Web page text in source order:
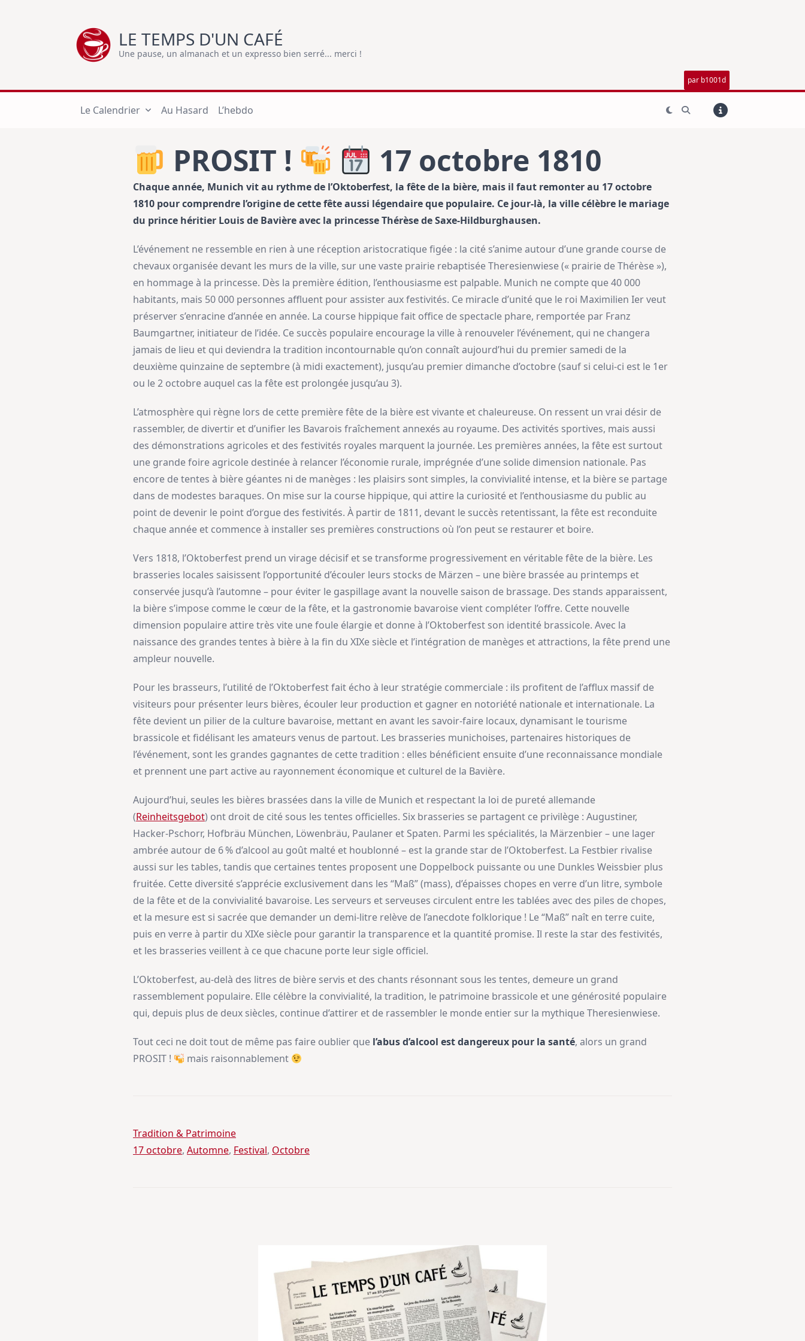
LE TEMPS D'UN CAFÉ
Une pause, un almanach et un expresso bien serré... merci !
par b1001d
Le Calendrier Au Hasard L’hebdo
PROSIT ! 17 octobre 1810
Chaque année, Munich vit au rythme de l’Oktoberfest, la fête de la bière, mais il faut remonter au 17 octobre
1810 pour comprendre l’origine de cette fête aussi légendaire que populaire. Ce jour-là, la ville célèbre le mariage
du prince héritier Louis de Bavière avec la princesse Thérèse de Saxe-Hildburghausen.
L’événement ne ressemble en rien à une réception aristocratique figée : la cité s’anime autour d’une grande course de
chevaux organisée devant les murs de la ville, sur une vaste prairie rebaptisée Theresienwiese (« prairie de Thérèse »),
en hommage à la princesse. Dès la première édition, l’enthousiasme est palpable. Munich ne compte que 40 000
habitants, mais 50 000 personnes affluent pour assister aux festivités. Ce miracle d’unité que le roi Maximilien Ier veut
préserver s’enracine d’année en année. La course hippique fait office de spectacle phare, remportée par Franz
Baumgartner, initiateur de l’idée. Ce succès populaire encourage la ville à renouveler l’événement, qui ne changera
jamais de lieu et qui deviendra la tradition incontournable qu’on connaît aujourd’hui du premier samedi de la
deuxième quinzaine de septembre (à midi exactement), jusqu’au premier dimanche d’octobre (sauf si celui-ci est le 1er
ou le 2 octobre auquel cas la fête est prolongée jusqu’au 3).
L’atmosphère qui règne lors de cette première fête de la bière est vivante et chaleureuse. On ressent un vrai désir de
rassembler, de divertir et d’unifier les Bavarois fraîchement annexés au royaume. Des activités sportives, mais aussi
des démonstrations agricoles et des festivités royales marquent la journée. Les premières années, la fête est surtout
une grande foire agricole destinée à relancer l’économie rurale, imprégnée d’une solide dimension nationale. Pas
encore de tentes à bière géantes ni de manèges : les plaisirs sont simples, la convivialité intense, et la bière se partage
dans de modestes baraques. On mise sur la course hippique, qui attire la curiosité et l’enthousiasme du public au
point de devenir le point d’orgue des festivités. À partir de 1811, devant le succès retentissant, la fête est reconduite
chaque année et commence à installer ses premières constructions où l’on peut se restaurer et boire.
Vers 1818, l’Oktoberfest prend un virage décisif et se transforme progressivement en véritable fête de la bière. Les
brasseries locales saisissent l’opportunité d’écouler leurs stocks de Märzen – une bière brassée au printemps et
conservée jusqu’à l’automne – pour éviter le gaspillage avant la nouvelle saison de brassage. Des stands apparaissent,
la bière s’impose comme le cœur de la fête, et la gastronomie bavaroise vient compléter l’offre. Cette nouvelle
dimension populaire attire très vite une foule élargie et donne à l’Oktoberfest son identité brassicole. Avec la
naissance des grandes tentes à bière à la fin du XIXe siècle et l’intégration de manèges et attractions, la fête prend une
ampleur nouvelle.
Pour les brasseurs, l’utilité de l’Oktoberfest fait écho à leur stratégie commerciale : ils profitent de l’afflux massif de
visiteurs pour présenter leurs bières, écouler leur production et gagner en notoriété nationale et internationale. La
fête devient un pilier de la culture bavaroise, mettant en avant les savoir-faire locaux, dynamisant le tourisme
brassicole et fidélisant les amateurs venus de partout. Les brasseries munichoises, partenaires historiques de
l’événement, sont les grandes gagnantes de cette tradition : elles bénéficient ensuite d’une reconnaissance mondiale
et prennent une part active au rayonnement économique et culturel de la Bavière.
Aujourd’hui, seules les bières brassées dans la ville de Munich et respectant la loi de pureté allemande
(Reinheitsgebot) ont droit de cité sous les tentes officielles. Six brasseries se partagent ce privilège : Augustiner,
Hacker-Pschorr, Hofbräu München, Löwenbräu, Paulaner et Spaten. Parmi les spécialités, la Märzenbier – une lager
ambrée autour de 6 % d’alcool au goût malté et houblonné – est la grande star de l’Oktoberfest. La Festbier rivalise
aussi sur les tables, tandis que certaines tentes proposent une Doppelbock puissante ou une Dunkles Weissbier plus
fruitée. Cette diversité s’apprécie exclusivement dans les “Maß” (mass), d’épaisses chopes en verre d’un litre, symbole
de la fête et de la convivialité bavaroise. Les serveurs et serveuses circulent entre les tablées avec des piles de chopes,
et la mesure est si sacrée que demander un demi-litre relève de l’anecdote folklorique ! Le “Maß” naît en terre cuite,
puis en verre à partir du XIXe siècle pour garantir la transparence et la quantité promise. Il reste la star des festivités,
et les brasseries veillent à ce que chacune porte leur sigle officiel.
L’Oktoberfest, au-delà des litres de bière servis et des chants résonnant sous les tentes, demeure un grand
rassemblement populaire. Elle célèbre la convivialité, la tradition, le patrimoine brassicole et une générosité populaire
qui, depuis plus de deux siècles, continue d’attirer et de rassembler le monde entier sur la mythique Theresienwiese.
Tout ceci ne doit tout de même pas faire oublier que l’abus d’alcool est dangereux pour la santé, alors un grand
PROSIT !
mais raisonnablement
Tradition & Patrimoine
17 octobre, Automne, Festival, Octobre